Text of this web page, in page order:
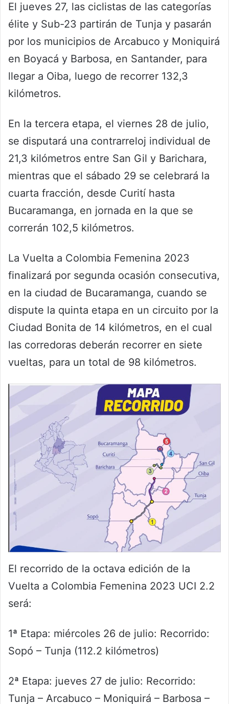
El jueves 27, las ciclistas de las categorías
élite y Sub-23 partirán de Tunja y pasarán
por los municipios de Arcabuco y Moniquirá
en Boyacá y Barbosa, en Santander, para
llegar a Oiba, luego de recorrer 132,3
kilómetros.
En la tercera etapa, el viernes 28 de julio,
se disputará una contrarreloj individual de
21,3 kilómetros entre San Gil y Barichara,
mientras que el sábado 29 se celebrará la
cuarta fracción, desde Curití hasta
Bucaramanga, en jornada en la que se
correrán 102,5 kilómetros.
La Vuelta a Colombia Femenina 2023
finalizará por segunda ocasión consecutiva,
en la ciudad de Bucaramanga, cuando se
dispute la quinta etapa en un circuito por la
Ciudad Bonita de 14 kilómetros, en el cual
las corredoras deberán recorrer en siete
vueltas, para un total de 98 kilómetros.
El recorrido de la octava edición de la
Vuelta a Colombia Femenina 2023 UCI 2.2
será:
1ª Etapa: miércoles 26 de julio: Recorrido:
Sopó – Tunja (112.2 kilómetros)
2ª Etapa: jueves 27 de julio: Recorrido:
Tunja – Arcabuco – Moniquirá – Barbosa –